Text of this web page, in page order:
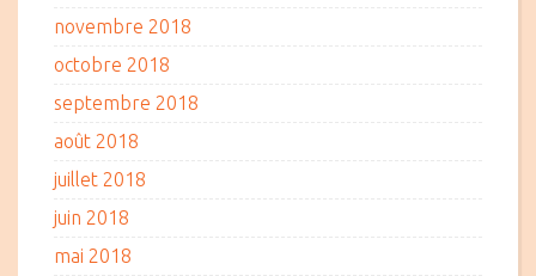
novembre 2018
octobre 2018
septembre 2018
août 2018
juillet 2018
juin 2018
mai 2018